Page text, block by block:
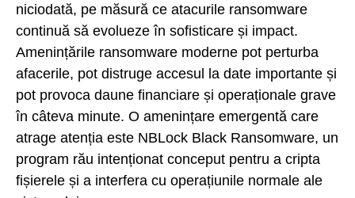
niciodată, pe măsură ce atacurile ransomware
continuă să evolueze în sofisticare și impact.
Amenințările ransomware moderne pot perturba
afacerile, pot distruge accesul la date importante și
pot provoca daune financiare și operaționale grave
în câteva minute. O amenințare emergentă care
atrage atenția este NBLock Black Ransomware, un
program rău intenționat conceput pentru a cripta
fișierele și a interfera cu operațiunile normale ale